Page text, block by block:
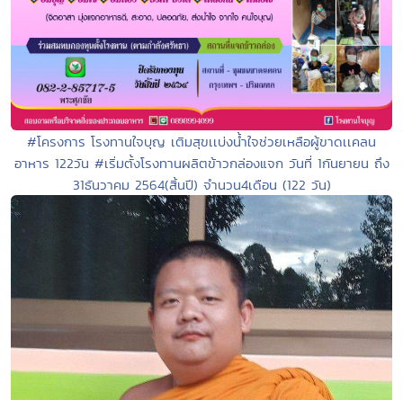
#โครงการ โรงทานใจบุญ เติมสุขเเบ่งน้ำใจช่วยเหลือผู้ขาดเเคลน
อาหาร 122วัน #เริ่มตั้งโรงทานผลิตข้าวกล่องแจก วันที่ 1กันยายน ถึง
31ธันวาคม 2564(สิ้นปี) จำนวน4เดือน (122 วัน)